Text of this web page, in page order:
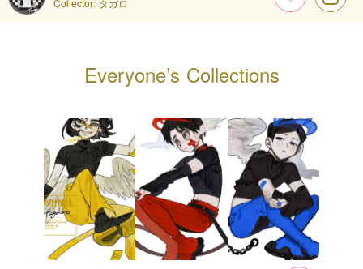
Collector: タガロ
Everyone’s Collections